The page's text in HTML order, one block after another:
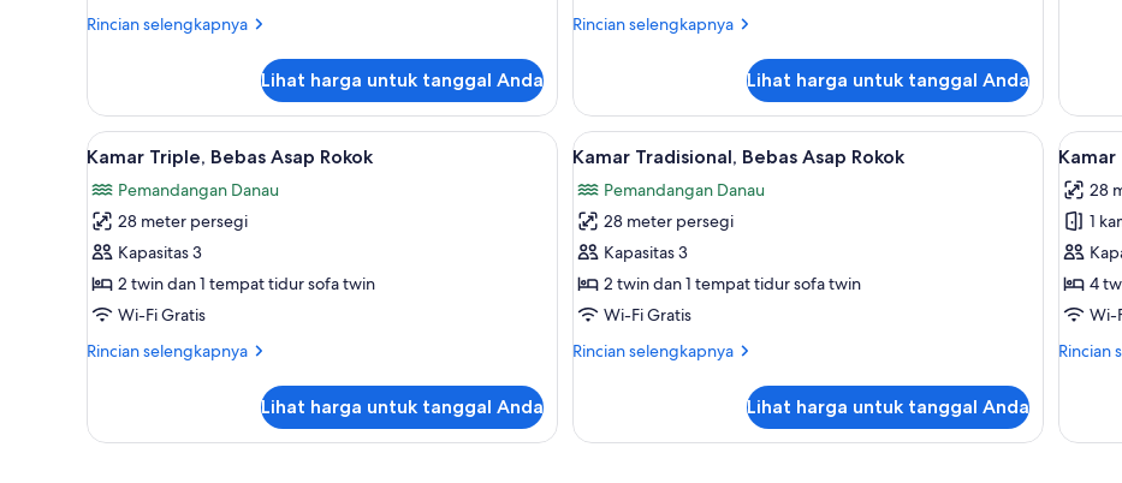
danau
Rincian selengkapnya
Rincian
Kamar
Twin,
Bebas
Rokok,
pemandangan
danau
Lihat harga untuk tanggal Anda
danau
Rincian selengkapnya
Rincian
Kamar
Tradisional,
Bebas
Rokok,
pemandangan
danau
(Japanese
Style)
Lihat harga untuk tanggal Anda
Bebas
Asap
Rokok
Lihat
semua
foto
untuk
Kamar
Triple,
Bebas
Rokok
Brankas, Wi-Fi gratis, dan seprai linen
3
Kamar Triple, Bebas Asap Rokok
Pemandangan Danau
28 meter persegi
Kapasitas 3
2 twin dan 1 tempat tidur sofa twin
Wi-Fi Gratis
Rincian selengkapnya
Rincian
Kamar
Lihat harga untuk tanggal Anda
Lihat
semua
foto
untuk
Kamar
Tradisional,
Bebas
Rokok
Brankas, Wi-Fi gratis, dan seprai linen
5
Kamar Tradisional, Bebas Asap Rokok
Pemandangan Danau
28 meter persegi
Kapasitas 3
2 twin dan 1 tempat tidur sofa twin
Wi-Fi Gratis
Rincian selengkapnya
Rincian
Kamar
Lihat harga untuk tanggal Anda
Lihat
semua
foto
untuk
4
Kamar
28
1
4
Wi-
Rincian
Rincian
Kamar